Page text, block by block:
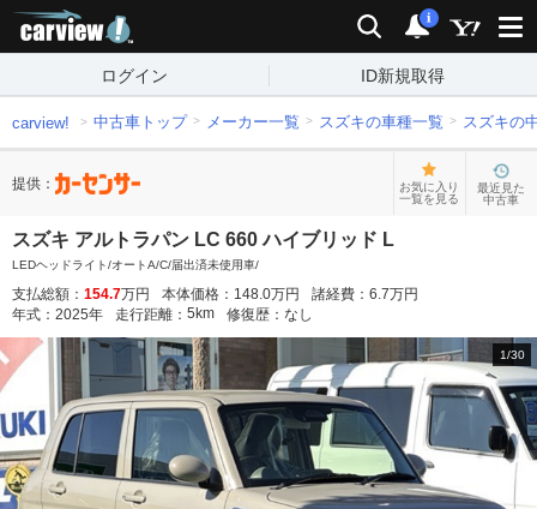
検索 通知
i
ログイン ID新規取得
carview! 中古車トップ メーカー一覧 スズキの車種一覧 スズキの
提供：
お気に入り
一覧を見る
最近見た
中古車
スズキ アルトラパン LC 660 ハイブリッド L
LEDヘッドライト/オートA/C/届出済未使用車/
支払総額： 154.7万円 本体価格： 148.0万円 諸経費： 6.7万円
年式： 2025年 走行距離： 5 km 修復歴： なし
1/30